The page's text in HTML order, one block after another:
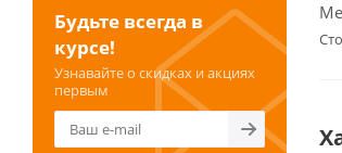
Будьте всегда в
курсе!
Узнавайте о скидках и акциях
первым